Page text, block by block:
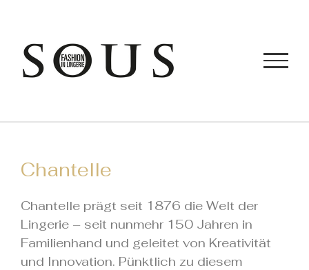
springen
Chantelle
Chantelle prägt seit 1876 die Welt der
Lingerie – seit nunmehr 150 Jahren in
Familienhand und geleitet von Kreativität
und Innovation. Pünktlich zu diesem